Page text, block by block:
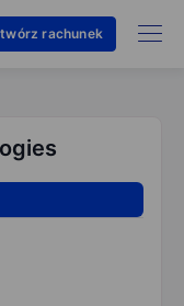
rachunek